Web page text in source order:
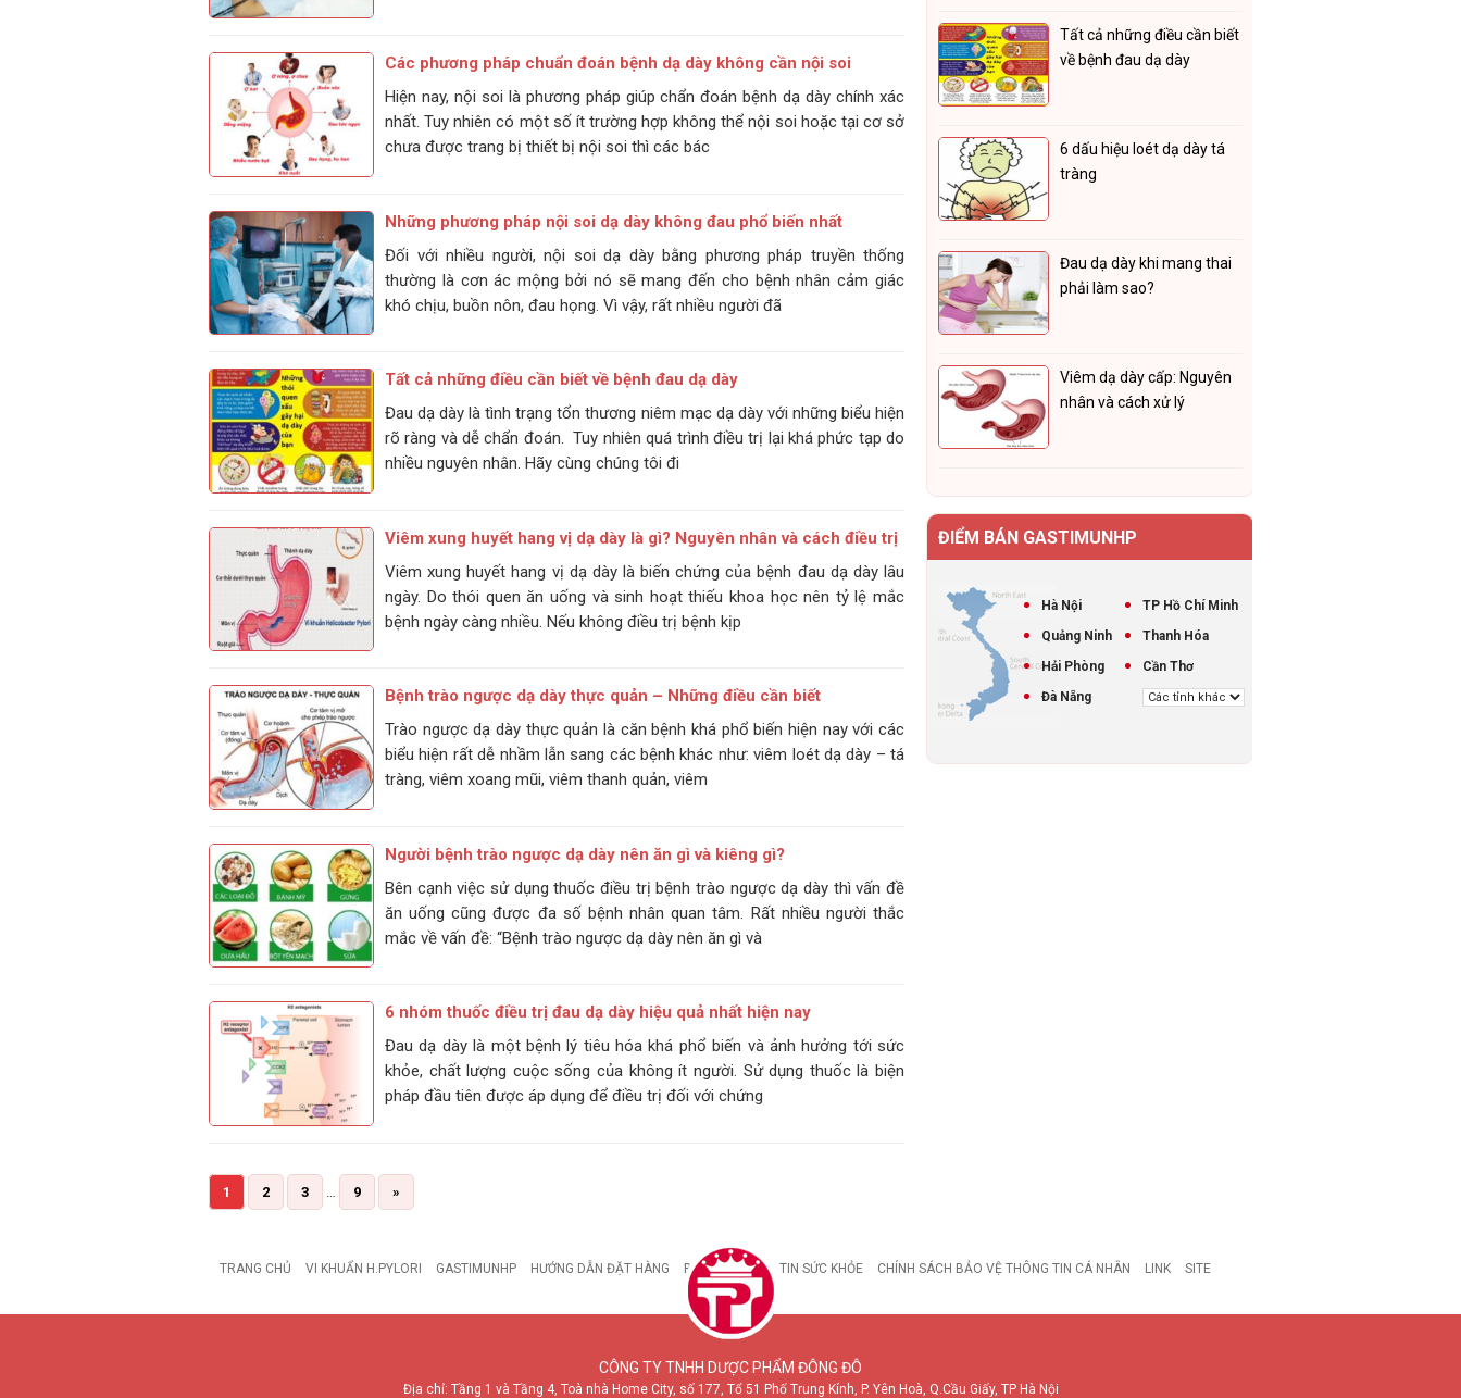
Các phương pháp chuẩn đoán bệnh dạ dày không cần nội soi
Hiện nay, nội soi là phương pháp giúp chẩn đoán bệnh dạ dày chính xác
nhất. Tuy nhiên có một số ít trường hợp không thể nội soi hoặc tại cơ sở
chưa được trang bị thiết bị nội soi thì các bác
Những phương pháp nội soi dạ dày không đau phổ biến nhất
Đối với nhiều người, nội soi dạ dày bằng phương pháp truyền thống
thường là cơn ác mộng bởi nó sẽ mang đến cho bệnh nhân cảm giác
khó chịu, buồn nôn, đau họng. Vì vậy, rất nhiều người đã
Tất cả những điều cần biết về bệnh đau dạ dày
Đau dạ dày là tình trạng tổn thương niêm mạc dạ dày với những biểu hiện
rõ ràng và dễ chẩn đoán. Tuy nhiên quá trình điều trị lại khá phức tạp do
nhiều nguyên nhân. Hãy cùng chúng tôi đi
Viêm xung huyết hang vị dạ dày là gì? Nguyên nhân và cách điều trị
Viêm xung huyết hang vị dạ dày là biến chứng của bệnh đau dạ dày lâu
ngày. Do thói quen ăn uống và sinh hoạt thiếu khoa học nên tỷ lệ mắc
bệnh ngày càng nhiều. Nếu không điều trị bệnh kịp
Bệnh trào ngược dạ dày thực quản – Những điều cần biết
Trào ngược dạ dày thực quản là căn bệnh khá phổ biến hiện nay với các
biểu hiện rất dễ nhầm lẫn sang các bệnh khác như: viêm loét dạ dày – tá
tràng, viêm xoang mũi, viêm thanh quản, viêm
Người bệnh trào ngược dạ dày nên ăn gì và kiêng gì?
Bên cạnh việc sử dụng thuốc điều trị bệnh trào ngược dạ dày thì vấn đề
ăn uống cũng được đa số bệnh nhân quan tâm. Rất nhiều người thắc
mắc về vấn đề: “Bệnh trào ngược dạ dày nên ăn gì và
6 nhóm thuốc điều trị đau dạ dày hiệu quả nhất hiện nay
Đau dạ dày là một bệnh lý tiêu hóa khá phổ biến và ảnh hưởng tới sức
khỏe, chất lượng cuộc sống của không ít người. Sử dụng thuốc là biện
pháp đầu tiên được áp dụng để điều trị đối với chứng
1 2 3 9 »
Tất cả những điều cần biết
về bệnh đau dạ dày
6 dấu hiệu loét dạ dày tá
tràng
Đau dạ dày khi mang thai
phải làm sao?
Viêm dạ dày cấp: Nguyên
nhân và cách xử lý
ĐIỂM BÁN GASTIMUNHP
Hà Nội
TP Hồ Chí Minh
Quảng Ninh
Thanh Hóa
Hải Phòng
Cần Thơ
Đà Nẵng
TRANG CHỦ VI KHUẨN H.PYLORI GASTIMUNHP HƯỚNG DẪN ĐẶT HÀNG BỆNH DẠ DÀY TIN SỨC KHỎE CHÍNH SÁCH BẢO VỆ THÔNG TIN CÁ NHÂN LINK SITE
CÔNG TY TNHH DƯỢC PHẨM ĐÔNG ĐÔ
Địa chỉ: Tầng 1 và Tầng 4, Toà nhà Home City, số 177, Tổ 51 Phố Trung Kính, P. Yên Hoà, Q.Cầu Giấy, TP Hà Nội